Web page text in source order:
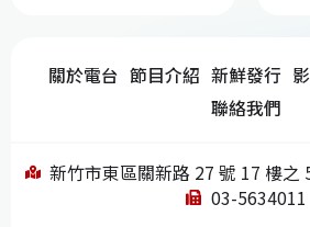
關於電台 節目介紹 新鮮發行
聯絡我們
新竹市東區關新路 27 號 17 樓之
03-5634011